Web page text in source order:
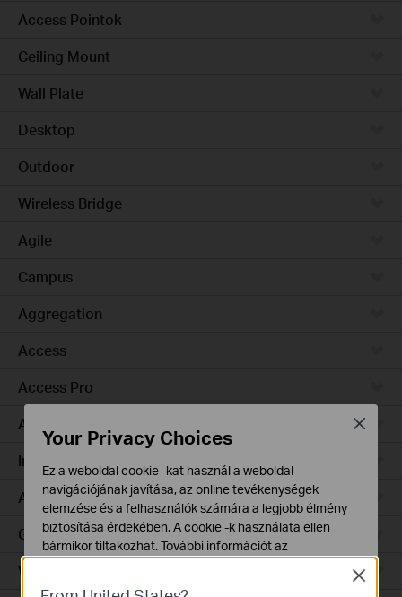
Access Pointok
Ceiling Mount
Wall Plate
Desktop
Outdoor
Wireless Bridge
Agile
Campus
Aggregation
Access
Access Pro
Access Plus
Industrial
Access Max
GPON
Wired Gateways
Close
Your Privacy Choices
Ez a weboldal cookie -kat használ a weboldal
navigációjának javítása, az online tevékenységek
elemzése és a felhasználók számára a legjobb élmény
biztosítása érdekében. A cookie -k használata ellen
bármikor tiltakozhat. További információt az
Close